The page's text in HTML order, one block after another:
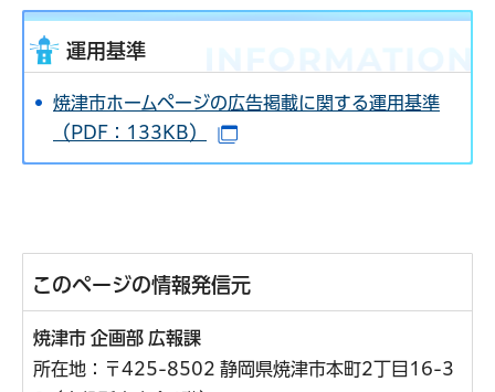
運用基準
焼津市ホームページの広告掲載に関する運用基準
（PDF：133KB）
このページの情報発信元
焼津市 企画部 広報課
所在地：〒425-8502 静岡県焼津市本町2丁目16-3